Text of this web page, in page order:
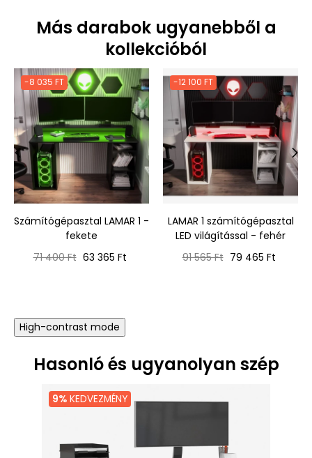
Más darabok ugyanebből a
kollekcióból
-8 035 FT
Számítógépasztal LAMAR 1 -
fekete
Normál
71 400 Ft Ár
63 365 Ft
-12 100 FT
LAMAR 1 számítógépasztal
LED világítással - fehér
Normál
91 565 Ft Ár
79 465 Ft
‹ ›
High-contrast mode
Hasonló és ugyanolyan szép
9% KEDVEZMÉNY